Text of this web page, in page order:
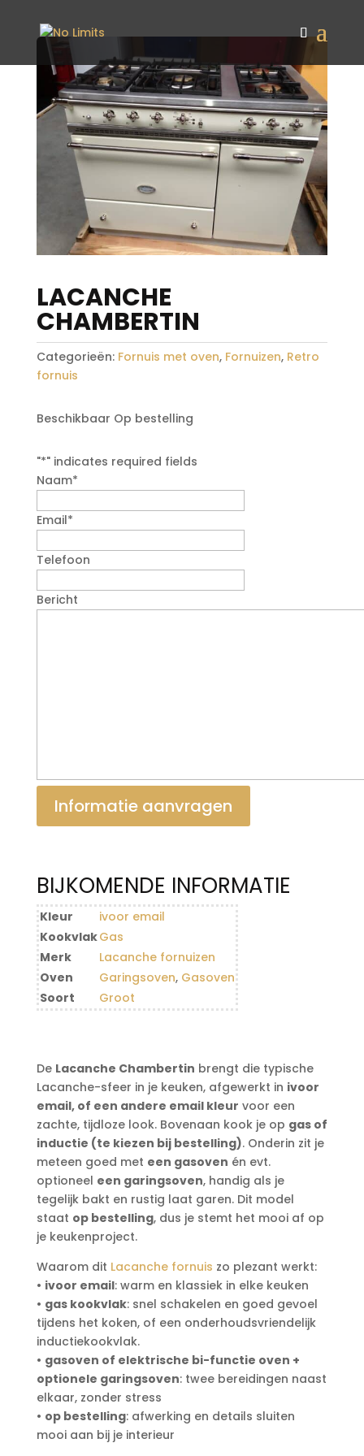
LACANCHE
CHAMBERTIN
Categorieën: Fornuis met oven, Fornuizen, Retro
fornuis
Beschikbaar Op bestelling
"*" indicates required fields
Naam*
Email*
Telefoon
Bericht
Informatie aanvragen
BIJKOMENDE INFORMATIE
Kleur
ivoor email
KookvlakGas
Merk
Lacanche fornuizen
Oven
Garingsoven, Gasoven
Soort
Groot
De Lacanche Chambertin brengt die typische
Lacanche-sfeer in je keuken, afgewerkt in ivoor
email, of een andere email kleur voor een
zachte, tijdloze look. Bovenaan kook je op gas of
inductie (te kiezen bij bestelling). Onderin zit je
meteen goed met een gasoven én evt.
optioneel een garingsoven, handig als je
tegelijk bakt en rustig laat garen. Dit model
staat op bestelling, dus je stemt het mooi af op
je keukenproject.
Waarom dit Lacanche fornuis zo plezant werkt:
• ivoor email: warm en klassiek in elke keuken
• gas kookvlak: snel schakelen en goed gevoel
tijdens het koken, of een onderhoudsvriendelijk
inductiekookvlak.
• gasoven of elektrische bi-functie oven +
optionele garingsoven: twee bereidingen naast
elkaar, zonder stress
• op bestelling: afwerking en details sluiten
mooi aan bij je interieur